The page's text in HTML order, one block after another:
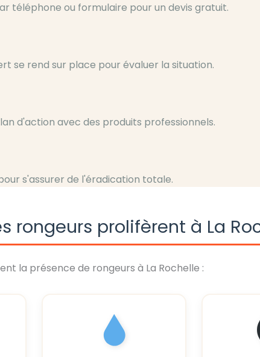
téléphone ou formulaire pour un devis gratuit.
se rend sur place pour évaluer la situation.
d'action avec des produits professionnels.
s'assurer de l'éradication totale.
rongeurs prolifèrent à La
la présence de rongeurs à La Rochelle :